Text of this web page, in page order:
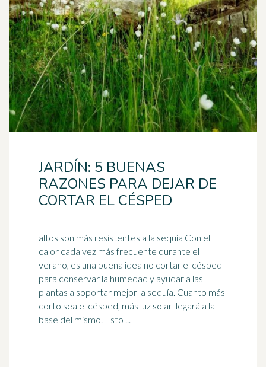
JARDÍN: 5 BUENAS
RAZONES PARA DEJAR DE
CORTAR EL CÉSPED
altos son más resistentes a la sequía Con el
calor cada vez más frecuente durante el
verano, es una buena idea no cortar el césped
para conservar la humedad y ayudar a las
plantas a soportar mejor la sequía. Cuanto más
corto sea el césped, más luz solar llegará a la
base del mismo. Esto ...